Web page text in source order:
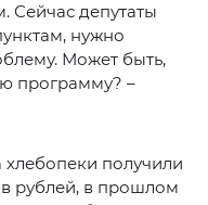
Сейчас депутаты
нужно
Может быть,
программу? –
хлебопеки получили
рублей, в прошлом